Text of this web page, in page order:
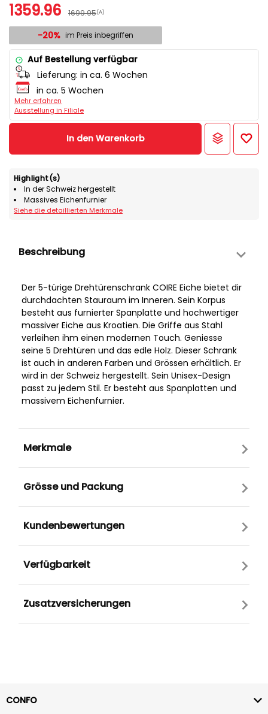
1359.96 1699.95(A)
-20% im Preis inbegriffen
Auf Bestellung verfügbar
Lieferung: in ca. 6 Wochen
in ca. 5 Wochen
Mehr erfahren
Ausstellung in Filiale
In den Warenkorb
Highlight(s)
In der Schweiz hergestellt
Massives Eichenfurnier
Siehe die detaillierten Merkmale
Beschreibung
Der 5-türige Drehtürenschrank COIRE Eiche bietet dir
durchdachten Stauraum im Inneren. Sein Korpus
besteht aus furnierter Spanplatte und hochwertiger
massiver Eiche aus Kroatien. Die Griffe aus Stahl
verleihen ihm einen modernen Touch. Geniesse
seine 5 Drehtüren und das edle Holz. Dieser Schrank
ist auch in anderen Farben und Grössen erhältlich. Er
wird in der Schweiz hergestellt. Sein Unisex-Design
passt zu jedem Stil. Er besteht aus Spanplatten und
massivem Eichenfurnier.
Merkmale
Grösse und Packung
Kundenbewertungen
Verfügbarkeit
Zusatzversicherungen
CONFO